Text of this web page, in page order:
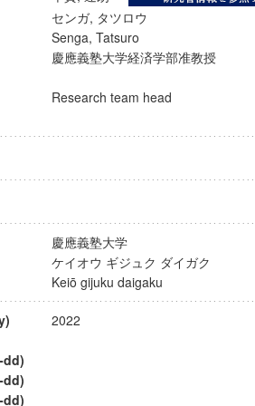
センガ, タツロウ
Senga, Tatsuro
慶應義塾大学経済学部准教授
Research team head
慶應義塾大学
ケイオウ ギジュク ダイガク
Keiō gijuku daigaku
2022
dd)
dd)
dd)